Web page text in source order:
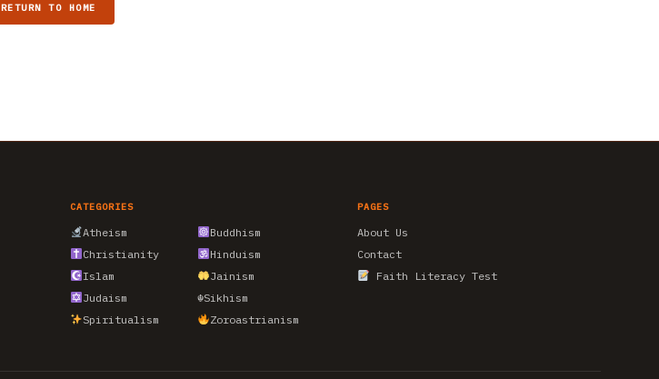
RETURN TO HOME
CATEGORIES
Atheism
Buddhism
Christianity
Hinduism
Islam
Jainism
Judaism
☬Sikhism
Spiritualism
Zoroastrianism
PAGES
About Us
Contact
Faith Literacy Test